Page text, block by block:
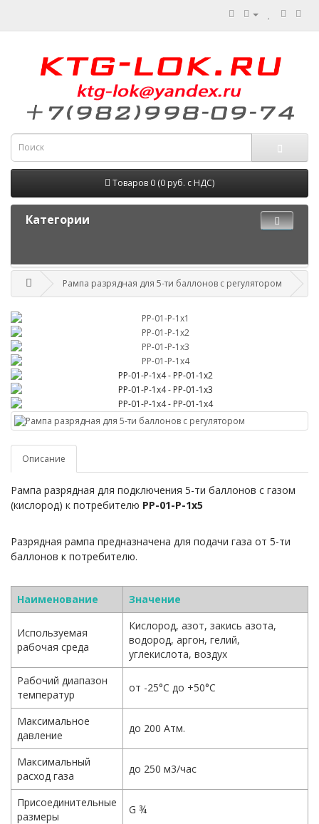
Товаров 0 (0 руб. с НДС)
Категории
Рампа разрядная для 5-ти баллонов с регулятором
Описание
Рампа разрядная для подключения 5-ти баллонов с газом
(кислород) к потребителю РР-01-Р-1х5
Разрядная рампа предназначена для подачи газа от 5-ти
баллонов к потребителю.
Наименование Значение
Используемая
рабочая среда
Кислород, азот, закись азота,
водород, аргон, гелий,
углекислота, воздух
Рабочий диапазон
температур
от -25°С до +50°С
Максимальное
давление
до 200 Атм.
Максимальный
расход газа
до 250 м3/час
Присоединительные
размеры
G ¾